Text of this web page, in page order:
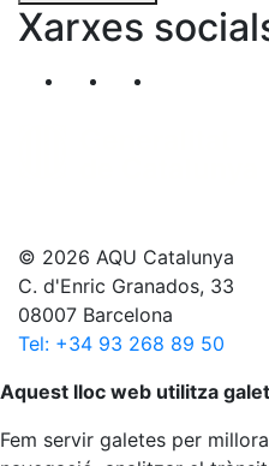
Xarxes
Segueix-nos al
© 2026 AQU Catalunya
C. d'Enric Granados, 33
08007 Barcelona
Tel: +34 93 268 89 50
Anar al principi
Aquest lloc web utilitza
Fem servir galetes per